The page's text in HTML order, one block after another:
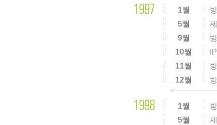
1월
5월
9월
10월
11월
12월
1월
5월